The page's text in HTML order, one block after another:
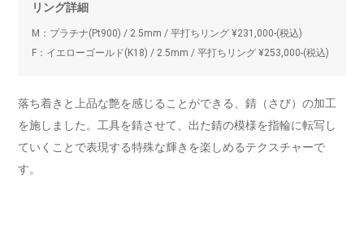
リング詳細
M：プラチナ(Pt900) / 2.5mm / 平打ちリング ¥231,000-(税込)
F：イエローゴールド(K18) / 2.5mm / 平打ちリング ¥253,000-(税込)
落ち着きと上品な艶を感じることができる、錆（さび）の加工
を施しました。工具を錆させて、出た錆の模様を指輪に転写し
ていくことで表現する特殊な輝きを楽しめるテクスチャーで
す。